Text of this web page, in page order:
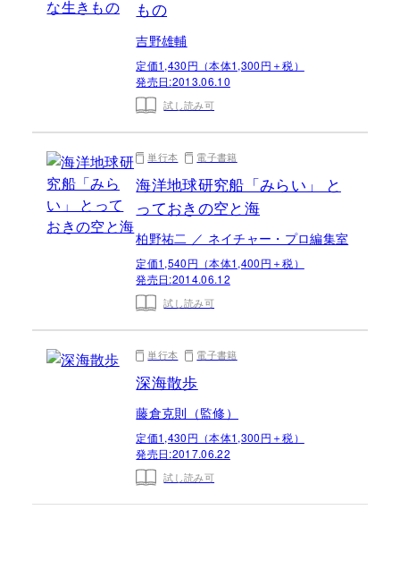
もの
吉野雄輔
定価1,430円（本体1,300円＋税）
発売日:2013.06.10
試し読み可
単行本 電子書籍
海洋地球研究船「みらい」 と
っておきの空と海
柏野祐二 ／ ネイチャー・プロ編集室
定価1,540円（本体1,400円＋税）
発売日:2014.06.12
試し読み可
単行本 電子書籍
深海散歩
藤倉克則（監修）
定価1,430円（本体1,300円＋税）
発売日:2017.06.22
試し読み可